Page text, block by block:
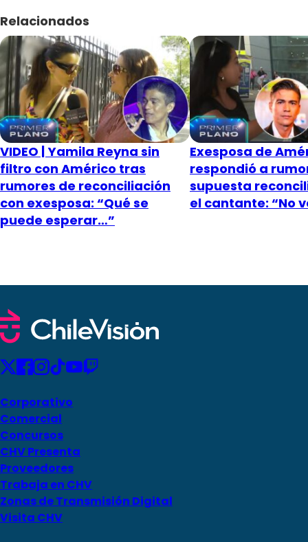
Relacionados
VIDEO | Yamila Reyna sin
filtro con Américo tras
rumores de reconciliación
con exesposa: “Qué se
puede esperar…”
Exesposa de
respondió a
supuesta
el cantante: “No
Corporativo
Comercial
Concursos
CHV Presenta
Proveedores
Trabaja en CHV
Zonas de Transmisión Digital
Visita CHV